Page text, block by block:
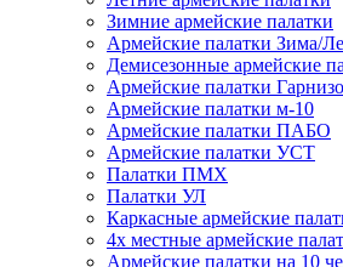
Зимние армейские палатки
Армейские палатки Зима/
Демисезонные армейские
Армейские палатки
Армейские палатки м-10
Армейские палатки ПАБО
Армейские палатки УСТ
Палатки ПМХ
Палатки УЛ
Каркасные армейские
4х местные армейские
Армейские палатки на 10